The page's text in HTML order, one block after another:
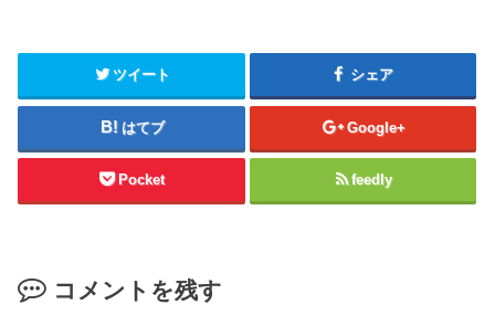
ツイート シェア
はてブ Google+
Pocket feedly
コメントを残す